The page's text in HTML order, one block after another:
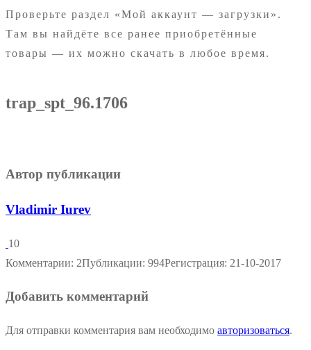
Проверьте раздел «Мой аккаунт — загрузки».
Там вы найдёте все ранее приобретённые
товары — их можно скачать в любое время.
trap_spt_96.1706
Автор публикации
Vladimir Iurev
10
Комментарии: 2Публикации: 994Регистрация: 21-10-2017
Добавить комментарий
Для отправки комментария вам необходимо авторизоваться.